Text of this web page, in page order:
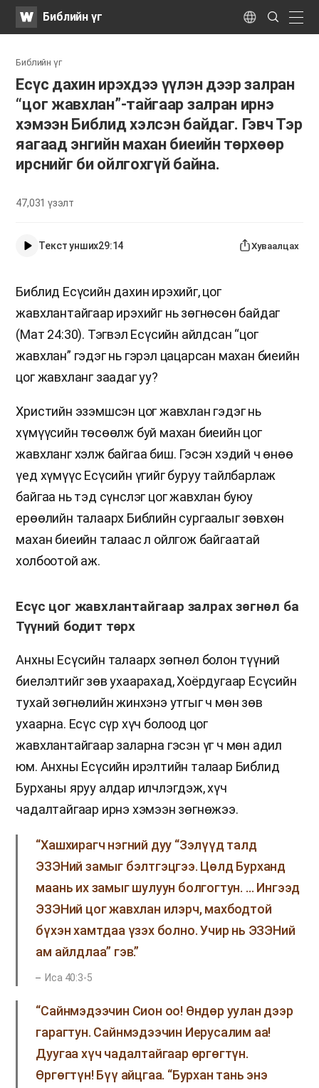
WATVБиблийн үг Language
Search
Submit
Библийн үг
Есүс дахин ирэхдээ үүлэн дээр залран
“цог жавхлан”-тайгаар залран ирнэ
хэмээн Библид хэлсэн байдаг. Гэвч Тэр
яагаад энгийн махан биеийн төрхөөр
ирснийг би ойлгохгүй байна.
47,031үзэлт
Текст унших29:14 Хуваалцах
Библид Есүсийн дахин ирэхийг, цог
жавхлантайгаар ирэхийг нь зөгнөсөн байдаг
(Мат 24:30). Тэгвэл Есүсийн айлдсан “цог
жавхлан” гэдэг нь гэрэл цацарсан махан биеийн
цог жавхланг заадаг уу?
Христийн эзэмшсэн цог жавхлан гэдэг нь
хүмүүсийн төсөөлж буй махан биеийн цог
жавхланг хэлж байгаа биш. Гэсэн хэдий ч өнөө
үед хүмүүс Есүсийн үгийг буруу тайлбарлаж
байгаа нь тэд сүнслэг цог жавхлан буюу
ерөөлийн талаарх Библийн сургаалыг зөвхөн
махан биеийн талаас л ойлгож байгаатай
холбоотой аж.
Есүс цог жавхлантайгаар залрах зөгнөл ба
Түүний бодит төрх
Анхны Есүсийн талаарх зөгнөл болон түүний
биелэлтийг зөв ухаарахад, Хоёрдугаар Есүсийн
тухай зөгнөлийн жинхэнэ утгыг ч мөн зөв
ухаарна. Есүс сүр хүч болоод цог
жавхлантайгаар заларна гэсэн үг ч мөн адил
юм. Анхны Есүсийн ирэлтийн талаар Библид
Бурханы яруу алдар илчлэгдэж, хүч
чадалтайгаар ирнэ хэмээн зөгнөжээ.
“Хашхирагч нэгний дуу “Зэлүүд талд
ЭЗЭНий замыг бэлтгэцгээ. Цөлд Бурханд
маань их замыг шулуун болгогтун. … Ингээд
ЭЗЭНий цог жавхлан илэрч, махбодтой
бүхэн хамтдаа үзэх болно. Учир нь ЭЗЭНий
ам айлдлаа” гэв.”
Иса 40:3-5
“Сайнмэдээчин Сион оо! Өндөр уулан дээр
гарагтун. Сайнмэдээчин Иерусалим аа!
Дуугаа хүч чадалтайгаар өргөгтүн.
Өргөгтүн! Бүү айцгаа. “Бурхан тань энэ